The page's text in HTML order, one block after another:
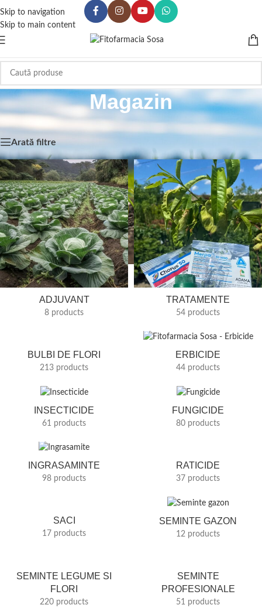
Skip to navigation
Skip to main content
Magazin
Magazin
Arată filtre
ADJUVANT
8 products
TRATAMENTE
54 products
BULBI DE FLORI
213 products
ERBICIDE
44 products
INSECTICIDE
61 products
FUNGICIDE
80 products
INGRASAMINTE
98 products
RATICIDE
37 products
SACI
17 products
SEMINTE GAZON
12 products
SEMINTE LEGUME SI
FLORI
220 products
SEMINTE
PROFESIONALE
51 products